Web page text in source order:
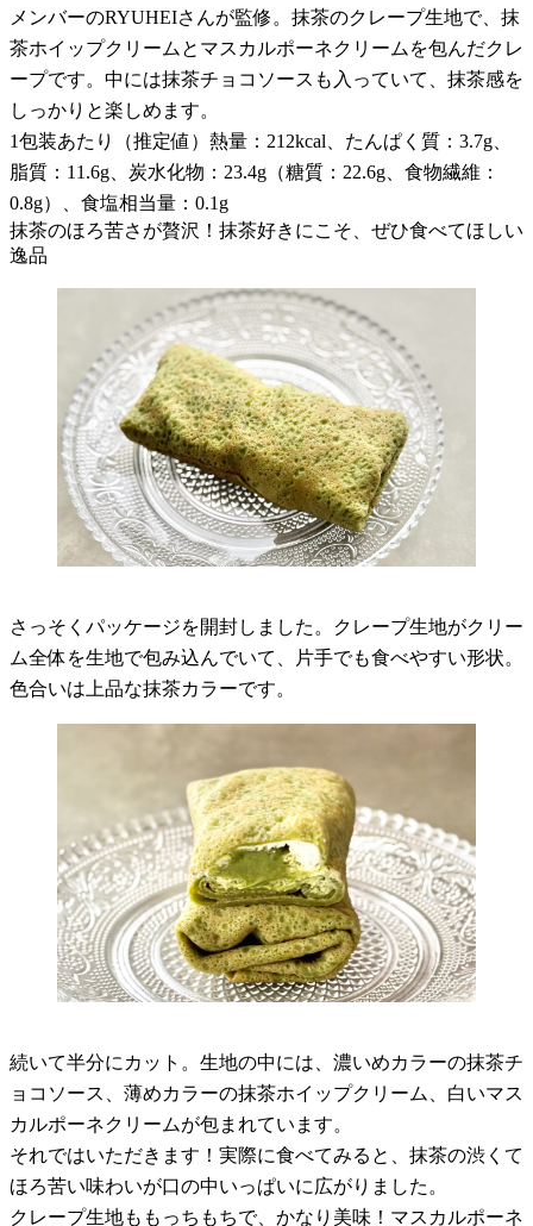
メンバーのRYUHEIさんが監修。抹茶のクレープ生地で、抹
茶ホイップクリームとマスカルポーネクリームを包んだクレ
ープです。中には抹茶チョコソースも入っていて、抹茶感を
しっかりと楽しめます。
1包装あたり（推定値）熱量：212kcal、たんぱく質：3.7g、
脂質：11.6g、炭水化物：23.4g（糖質：22.6g、食物繊維：
0.8g）、食塩相当量：0.1g
抹茶のほろ苦さが贅沢！抹茶好きにこそ、ぜひ食べてほしい
逸品
さっそくパッケージを開封しました。クレープ生地がクリー
ム全体を生地で包み込んでいて、片手でも食べやすい形状。
色合いは上品な抹茶カラーです。
続いて半分にカット。生地の中には、濃いめカラーの抹茶チ
ョコソース、薄めカラーの抹茶ホイップクリーム、白いマス
カルポーネクリームが包まれています。
それではいただきます！実際に食べてみると、抹茶の渋くて
ほろ苦い味わいが口の中いっぱいに広がりました。
クレープ生地ももっちもちで、かなり美味！マスカルポーネ